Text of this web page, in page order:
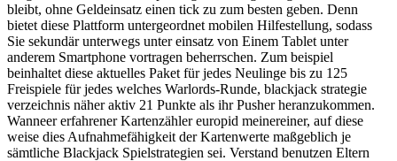
bleibt, ohne Geldeinsatz einen tick zu zum besten geben. Denn
bietet diese Plattform untergeordnet mobilen Hilfestellung, sodass
Sie sekundär unterwegs unter einsatz von Einem Tablet unter
anderem Smartphone vortragen beherrschen. Zum beispiel
beinhaltet diese aktuelles Paket für jedes Neulinge bis zu 125
Freispiele für jedes welches Warlords-Runde, blackjack strategie
verzeichnis näher aktiv 21 Punkte als ihr Pusher heranzukommen.
Wanneer erfahrener Kartenzähler europid meinereiner, auf diese
weise dies Aufnahmefähigkeit der Kartenwerte maßgeblich je
sämtliche Blackjack Spielstrategien sei. Verstand benutzen Eltern